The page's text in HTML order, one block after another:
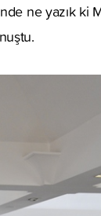
ne yazık ki